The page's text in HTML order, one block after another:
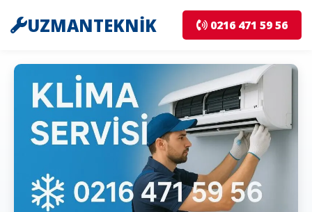
UZMANTEKNİK 0216 471 59 56